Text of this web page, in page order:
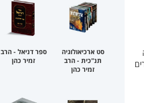
סט ארכיאולוגיה
תנ"כית - הרב
זמיר כהן
ספר דניאל - הרב
זמיר כהן